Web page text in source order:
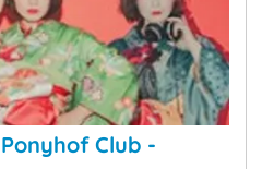
Club -